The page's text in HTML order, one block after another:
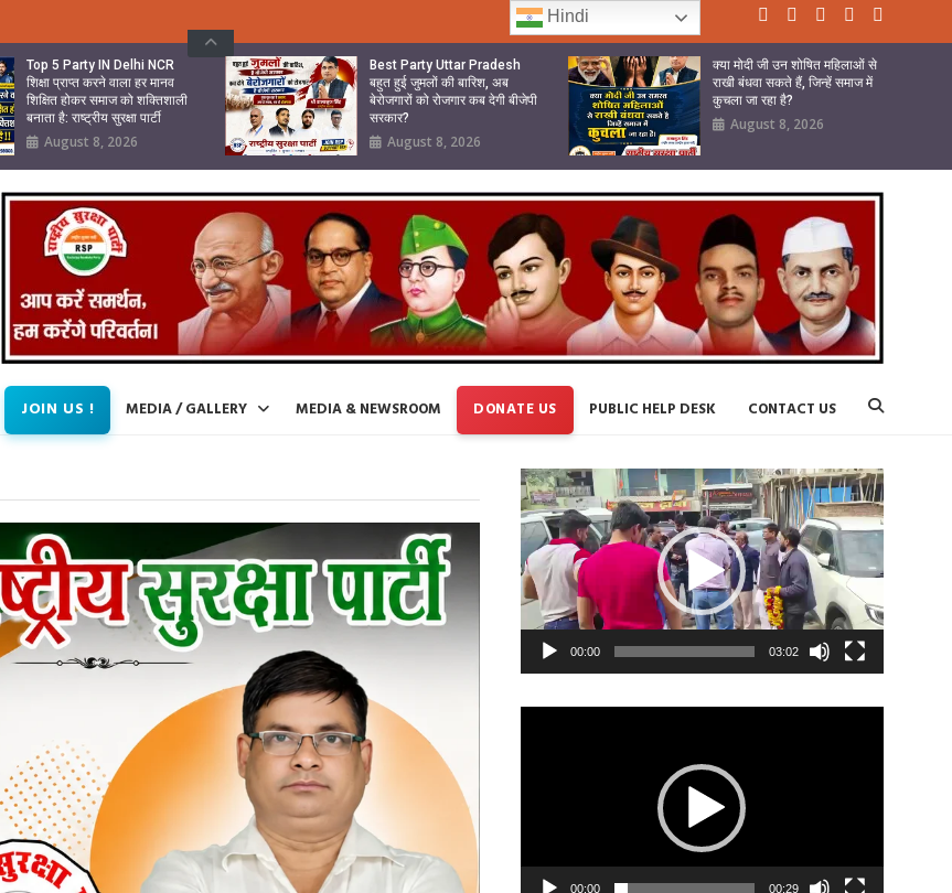
Top 5 Party IN Delhi NCR
शिक्षा प्राप्त करने वाला हर मानव
शिक्षित होकर समाज को शक्तिशाली
बनाता है: राष्ट्रीय सुरक्षा पार्टी
August 8, 2026
Best Party Uttar Pradesh
बहुत हुई जुमलों की बारिश, अब
बेरोजगारों को रोजगार कब देगी बीजेपी
सरकार?
August 8, 2026
क्या मोदी जी उन शोषित महिलाओं से
राखी बंधवा सकते हैं, जिन्हें समाज में
कुचला जा रहा है?
August 8, 2026
JOIN US ! MEDIA / GALLERY MEDIA & NEWSROOM DONATE US PUBLIC HELP DESK CONTACT US
Video
Player
00:00 03:02
00:00 00:29
Hindi